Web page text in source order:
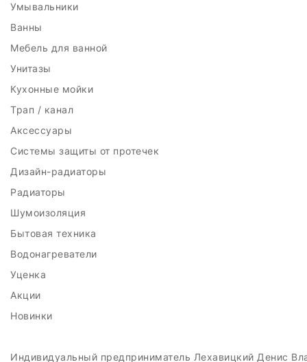
Умывальники
Ванны
Мебель для ванной
Унитазы
Кухонные мойки
Трап / канал
Аксессуары
Системы защиты от протечек
Дизайн-радиаторы
Радиаторы
Шумоизоляция
Бытовая техника
Водонагреватели
Уценка
Акции
Новинки
Индивидуальный предприниматель Лехавицкий Денис